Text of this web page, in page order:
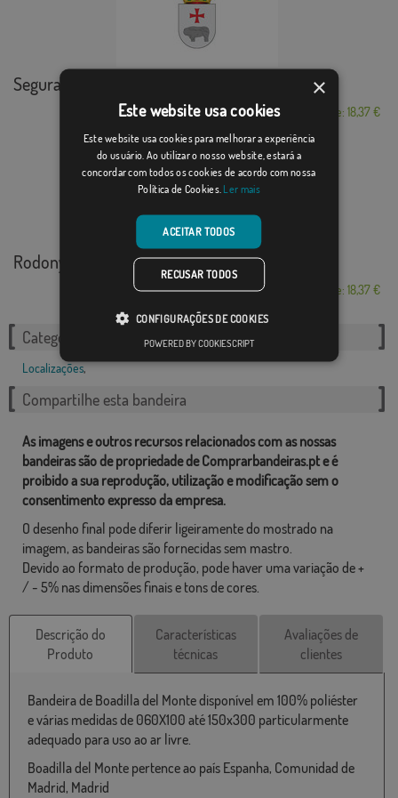
Segura de Toro
Desde: 18,37 €
Rodonyà
Desde: 18,37 €
Categorias relacionadas:
Localizações,
Compartilhe esta bandeira
As imagens e outros recursos relacionados com as nossas
bandeiras são de propriedade de Comprarbandeiras.pt e é
proibido a sua reprodução, utilização e modificação sem o
consentimento expresso da empresa.
O desenho final pode diferir ligeiramente do mostrado na
imagem, as bandeiras são fornecidas sem mastro.
Devido ao formato de produção, pode haver uma variação de +
/ - 5% nas dimensões finais e tons de cores.
Descrição do
Produto
Características
técnicas
Avaliações de
clientes
Bandeira de Boadilla del Monte disponível em 100% poliéster
e várias medidas de 060X100 até 150x300 particularmente
adequado para uso ao ar livre.
Boadilla del Monte pertence ao país Espanha, Comunidad de
Madrid, Madrid
×
Este website usa cookies
Este website usa cookies para melhorar a experiência
do usuário. Ao utilizar o nosso website, estará a
concordar com todos os cookies de acordo com nossa
Política de Cookies. Ler mais
ACEITAR TODOS
RECUSAR TODOS
CONFIGURAÇÕES DE COOKIES
POWERED BY COOKIESCRIPT